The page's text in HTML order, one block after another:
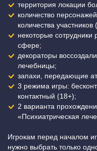
территория локации
количество
количества участников
некоторые
сфере;
декораторы
лечебницы;
запахи, передающие
3 режима игры:
контактный (18+);
2 варианта
«Психиатрическая
Игрокам перед началом
нужно выбрать только